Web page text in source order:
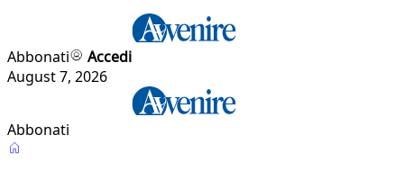
Abbonati
Accedi
August 7, 2026
Abbonati